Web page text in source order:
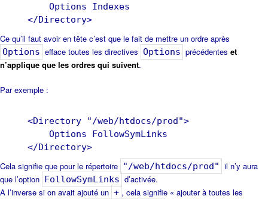
Options Indexes
</Directory>
Ce qu’il faut avoir en tête c’est que le fait de mettre un ordre après
Options efface toutes les directives Options précédentes et
n’applique que les ordres qui suivent.
Par exemple :
<Directory "/web/htdocs/prod">
Options FollowSymLinks
</Directory>
Cela signifie que pour le répertoire "/web/htdocs/prod" il n’y aura
que l’option FollowSymLinks d’activée.
A l’inverse si on avait ajouté un + , cela signifie « ajouter à toutes les